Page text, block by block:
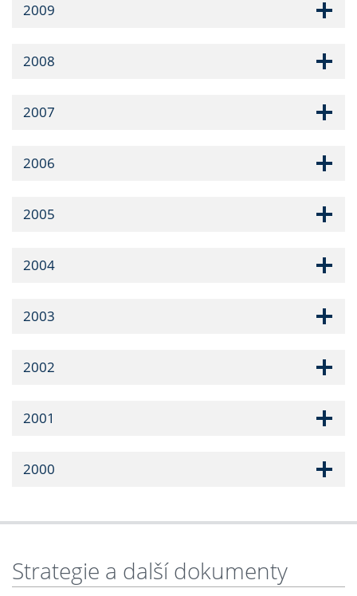
2009
2008
2007
2006
2005
2004
2003
2002
2001
2000
Strategie a další dokumenty